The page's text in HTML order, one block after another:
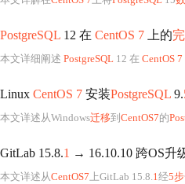
PostgreSQL 12 在 CentOS 7 上的
本文详细阐述 PostgreSQL 12 在 CentOS 7
Linux CentOS 7 安装PostgreSQL 9.
本文详述从Windows迁移到 CentOS7的
GitLab 15.8.1 → 16.10.10 跨OS升
本文详述从CentOS7 上GitLab 15.8.1经5步